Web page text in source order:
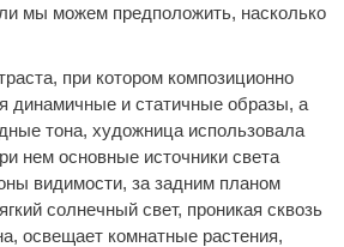
мы можем предположить, насколько
при котором композиционно
динамичные и статичные образы, а
тона, художница использовала
нем основные источники света
видимости, за задним планом
солнечный свет, проникая сквозь
освещает комнатные растения,